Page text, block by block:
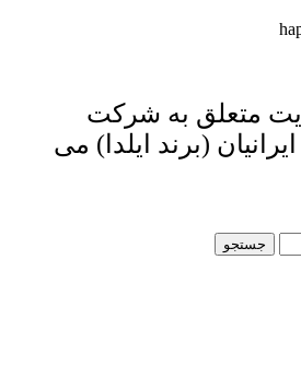
متعلق به شرکت
(برند ایلدا) می
جستجو